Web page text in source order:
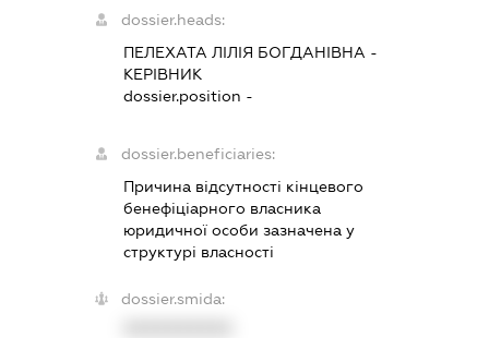
dossier.heads:
ПЕЛЕХАТА ЛІЛІЯ БОГДАНІВНА -
КЕРІВНИК
dossier.position -
dossier.beneficiaries:
Причина відсутності кінцевого
бенефіціарного власника
юридичної особи зазначена у
структурі власності
dossier.smida: